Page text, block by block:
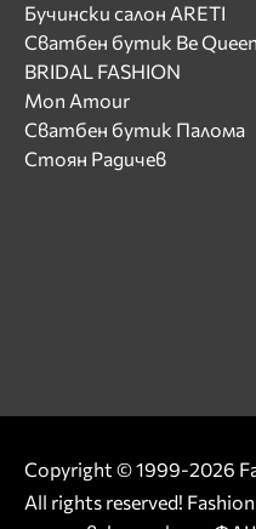
Бучински салон ARETI
Сватбен бутик Be Queen
BRIDAL FASHION
Mon Amour
Сватбен бутик Палома
Стоян Радичев
Copyright © 1999-2026
All rights reserved!